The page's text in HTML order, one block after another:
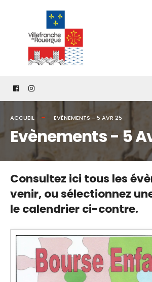
content
ACCUEIL EVÈNEMENTS - 5 AVR 25
Evènements - 5
Consultez ici tous les
venir,ou sélectionnez
le calendrier ci-contre.